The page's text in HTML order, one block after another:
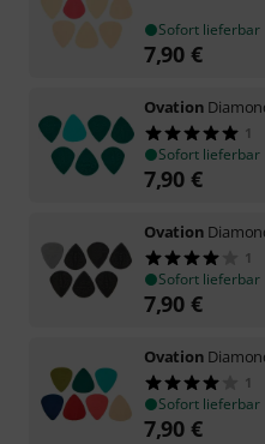
Sofort lieferbar
7,90 €
Ovation
1
Sofort lieferbar
7,90 €
Ovation
1
Sofort lieferbar
7,90 €
Ovation
1
Sofort lieferbar
7,90 €